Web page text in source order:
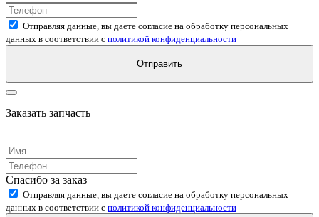
Отправляя данные, вы даете согласие на обработку персональных
данных в соответствии с политикой конфиденциальности
Отправить
Заказать запчасть
Спасибо за заказ
Отправляя данные, вы даете согласие на обработку персональных
данных в соответствии с политикой конфиденциальности